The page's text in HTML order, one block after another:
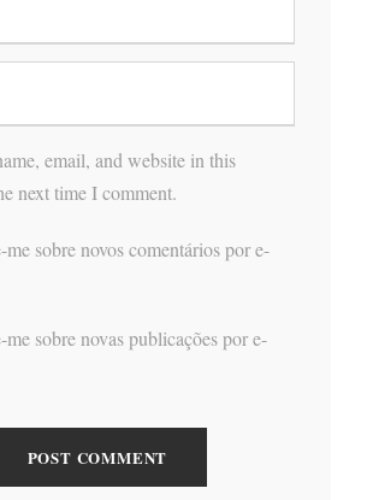
email, and website in this
next time I comment.
sobre novos comentários por e-
sobre novas publicações por e-